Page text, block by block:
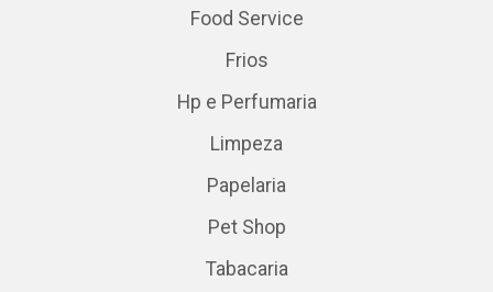
Food Service
Frios
Hp e Perfumaria
Limpeza
Papelaria
Pet Shop
Tabacaria